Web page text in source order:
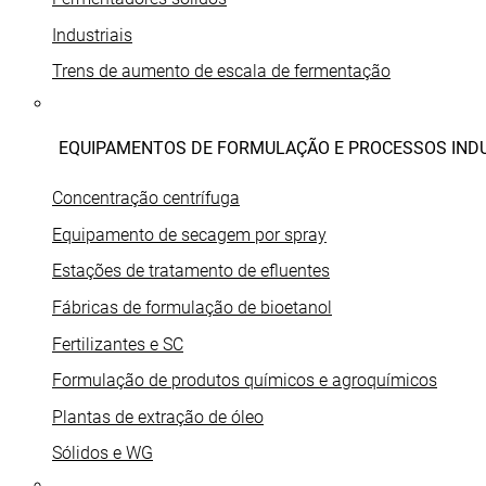
Industriais
Trens de aumento de escala de fermentação
EQUIPAMENTOS DE FORMULAÇÃO E PROCESSOS
Concentração centrífuga
Equipamento de secagem por spray
Estações de tratamento de efluentes
Fábricas de formulação de bioetanol
Fertilizantes e SC
Formulação de produtos químicos e agroquímicos
Plantas de extração de óleo
Sólidos e WG